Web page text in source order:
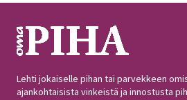
Lehti jokaiselle pihan tai parvekkeen
ajankohtaisista vinkeistä ja innostusta